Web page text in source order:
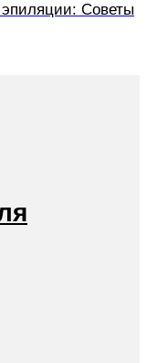
эпиляции: Советы